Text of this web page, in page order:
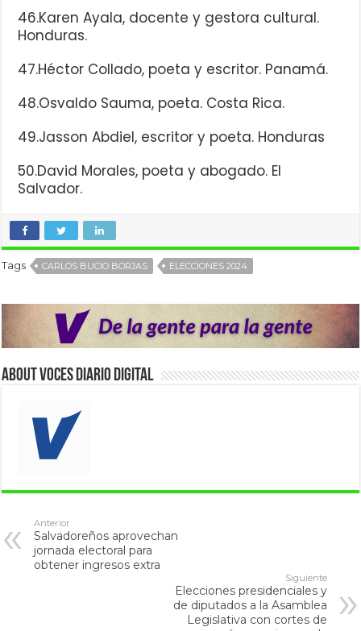
46.Karen Ayala, docente y gestora cultural.
Honduras.
47.Héctor Collado, poeta y escritor. Panamá.
48.Osvaldo Sauma, poeta. Costa Rica.
49.Jasson Abdiel, escritor y poeta. Honduras
50.David Morales, poeta y abogado. El
Salvador.
Tags CARLOS BUCIO BORJAS ELECCIONES 2024
About VOCES Diario digital
Anterior
Salvadoreños aprovechan
jornada electoral para
obtener ingresos extra
Siguiente
Elecciones presidenciales y
de diputados a la Asamblea
Legislativa con cortes de